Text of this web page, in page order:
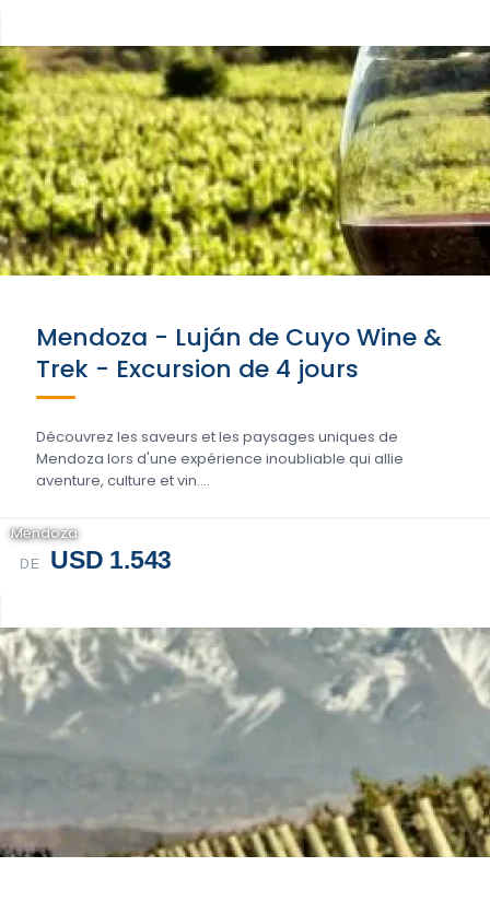
Mendoza - Luján de Cuyo Wine &
Trek - Excursion de 4 jours
Découvrez les saveurs et les paysages uniques de
Mendoza lors d'une expérience inoubliable qui allie
aventure, culture et vin....
DE USD 1.543
Mendoza